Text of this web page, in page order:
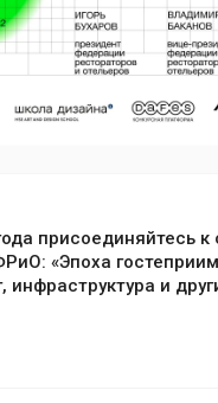
присоединяйтесь к
«Эпоха
инфраструктура и